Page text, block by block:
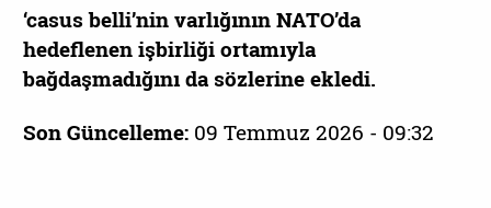
‘casus belli’nin varlığının NATO’da
hedeflenen işbirliği ortamıyla
bağdaşmadığını da sözlerine ekledi.
Son Güncelleme: 09 Temmuz 2026 - 09:32